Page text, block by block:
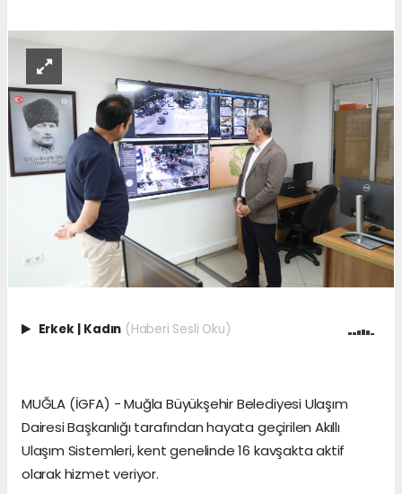
Erkek Kadın (Haberi Sesli Oku)
MUĞLA (İGFA) - Muğla Büyükşehir Belediyesi Ulaşım
Dairesi Başkanlığı tarafından hayata geçirilen Akıllı
Ulaşım Sistemleri, kent genelinde 16 kavşakta aktif
olarak hizmet veriyor.